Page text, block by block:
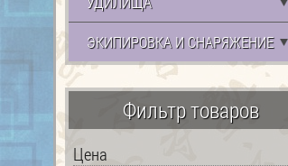
ЭКИПИРОВКА И СНАРЯЖЕНИЕ
Фильтр товаров
Цена